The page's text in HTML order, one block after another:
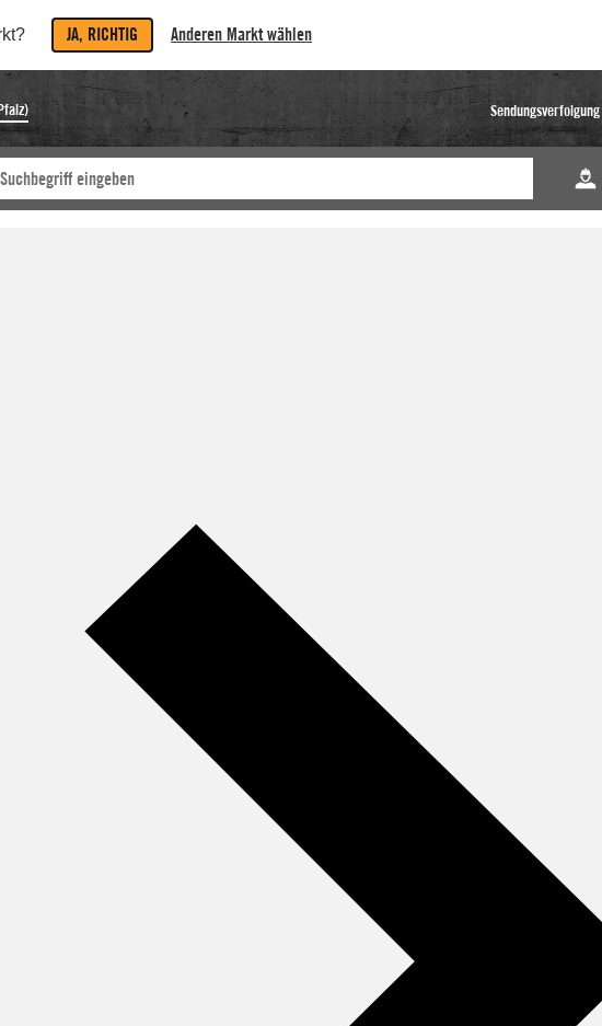
JA, RICHTIG Anderen Markt wählen
Sendungsverfolgung